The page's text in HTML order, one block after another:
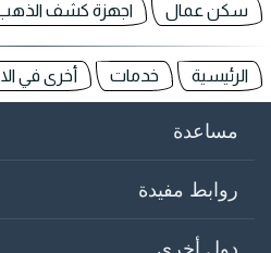
سكن عمال
اجهزة كشف
الرئيسية خدمات أخرى في
مساعدة
روابط مفيدة
دول أخرى